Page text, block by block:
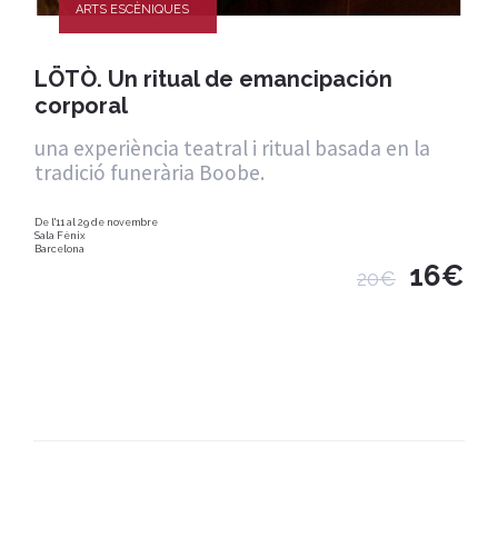
ARTS ESCÈNIQUES
LÖTÒ. Un ritual de emancipación
corporal
una experiència teatral i ritual basada en la
tradició funerària Boobe.
De l'11 al 29 de novembre
Sala Fènix
Barcelona
20€ 16€